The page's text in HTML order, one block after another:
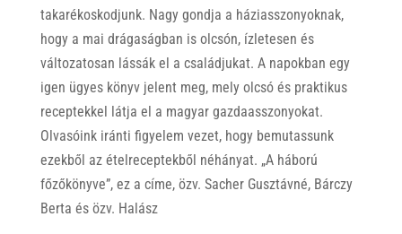
takarékoskodjunk. Nagy gondja a háziasszonyoknak,
hogy a mai drágaságban is olcsón, ízletesen és
változatosan lássák el a családjukat. A napokban egy
igen ügyes könyv jelent meg, mely olcsó és praktikus
receptekkel látja el a magyar gazdaasszonyokat.
Olvasóink iránti figyelem vezet, hogy bemutassunk
ezekből az ételreceptekből néhányat. „A háború
főzőkönyve”, ez a címe, özv. Sacher Gusztávné, Bárczy
Berta és özv. Halász